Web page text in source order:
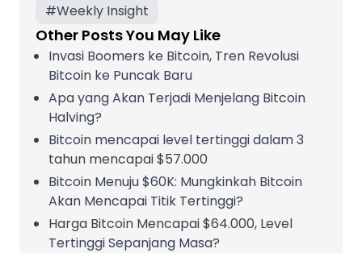
#Weekly Insight
Other Posts You May Like
Invasi Boomers ke Bitcoin, Tren Revolusi
Bitcoin ke Puncak Baru
Apa yang Akan Terjadi Menjelang Bitcoin
Halving?
Bitcoin mencapai level tertinggi dalam 3
tahun mencapai $57.000
Bitcoin Menuju $60K: Mungkinkah Bitcoin
Akan Mencapai Titik Tertinggi?
Harga Bitcoin Mencapai $64.000, Level
Tertinggi Sepanjang Masa?